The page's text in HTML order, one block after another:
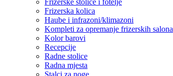
Frizerske stolice i fotelje
Frizerska kolica
Haube i infrazoni/klimazoni
Kompleti za opremanje frizerskih salona
Kolor barovi
Recepcije
Radne stolice
Radna mjesta
Stalci za noge